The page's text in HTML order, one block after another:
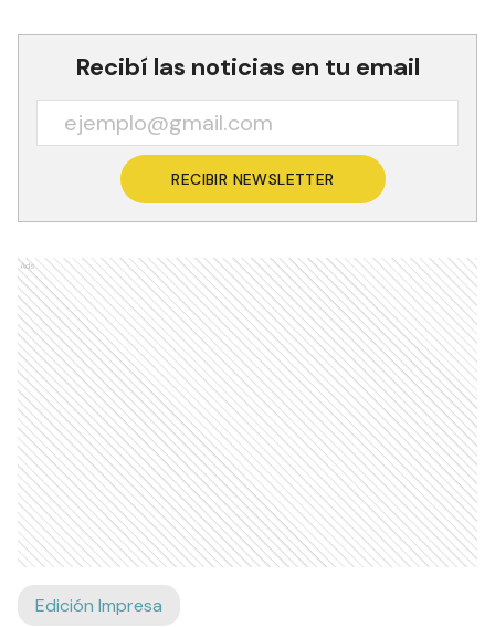
Recibí las noticias en tu email
RECIBIR NEWSLETTER
Ads
Edición Impresa